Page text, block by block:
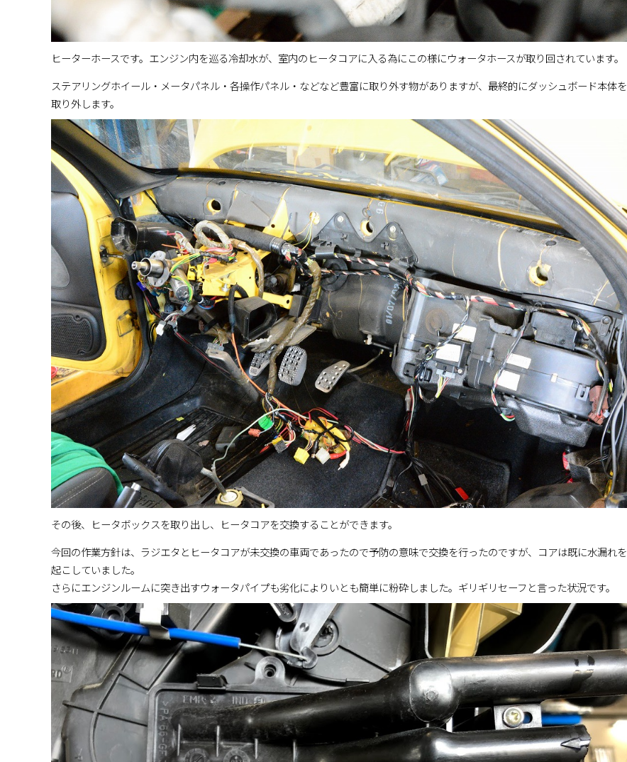
ヒーターホースです。エンジン内を巡る冷却水が、室内のヒータコアに入る為にこの様にウォータホースが取り回されています。
ステアリングホイール・メータパネル・各操作パネル・などなど豊富に取り外す物がありますが、最終的にダッシュボード本体を
取り外します。
その後、ヒータボックスを取り出し、ヒータコアを交換することができます。
今回の作業方針は、ラジエタとヒータコアが未交換の車両であったので予防の意味で交換を行ったのですが、コアは既に水漏れを
起こしていました。
さらにエンジンルームに突き出すウォータパイプも劣化によりいとも簡単に粉砕しました。ギリギリセーフと言った状況です。